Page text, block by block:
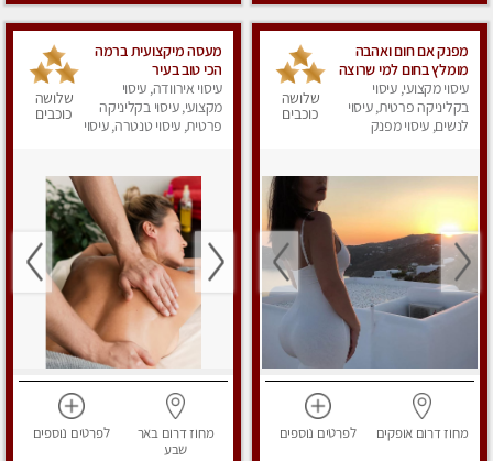
מפנק אם חום ואהבה
מומלץ בחום למי שרוצה
להירגע- מומלץ לחלוטין!
פרטי!
עיסוי מקצועי, עיסוי
בקליניקה פרטית, עיסוי
לנשים, עיסוי מפנק
שלושה
כוכבים
מחוז דרום אופקים לפרטים נוספים
מעסה מיקצועית ברמה
הכי טוב בעיר
עיסוי אירוודה, עיסוי
מקצועי, עיסוי בקליניקה
פרטית, עיסוי טנטרה, עיסוי
שלושה
כוכבים
מחוז דרום באר
שבע
לפרטים נוספים